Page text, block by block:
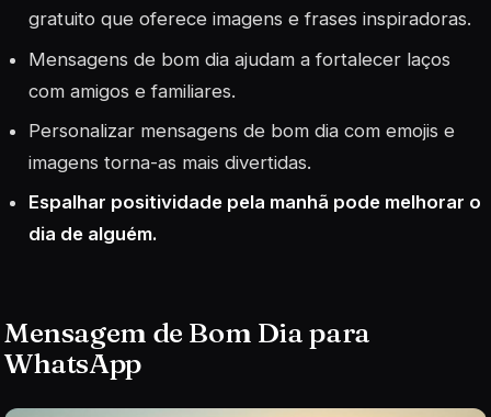
gratuito que oferece imagens e frases inspiradoras.
Mensagens de bom dia ajudam a fortalecer laços
com amigos e familiares.
Personalizar mensagens de bom dia com emojis e
imagens torna-as mais divertidas.
Espalhar positividade pela manhã pode melhorar o
dia de alguém.
Mensagem de Bom Dia para
WhatsApp